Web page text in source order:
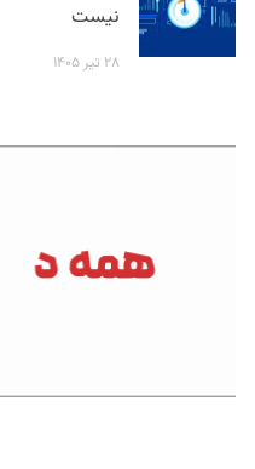
نیست
۲۸ تیر ۱۴۰۵